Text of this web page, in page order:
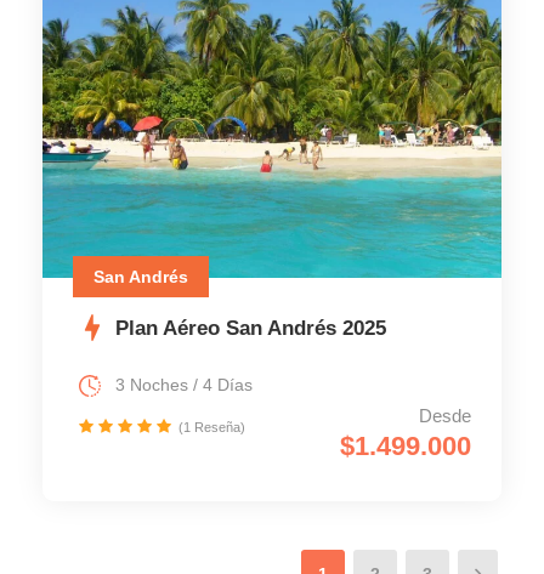
San Andrés
Plan Aéreo San Andrés 2025
Desde
$1.499.000
3 Noches / 4 Días
(1 Reseña)